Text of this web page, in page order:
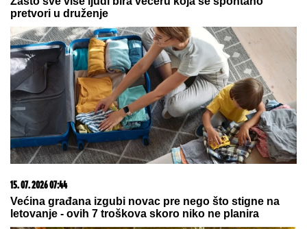
koncert u Dalmaciji! Hrvatski
političar nije birao reči
by Aklamator